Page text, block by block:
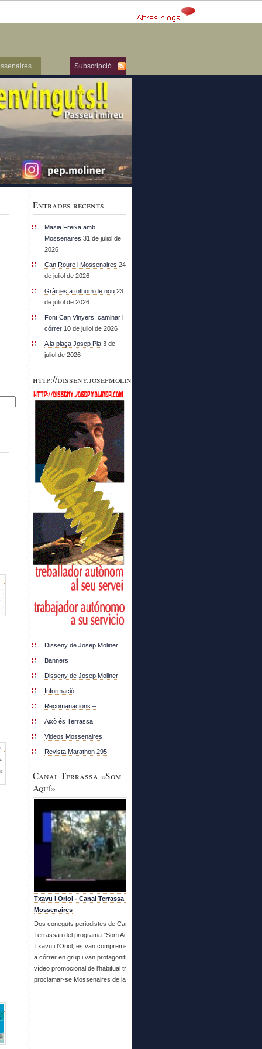
Subscripció
Entrades recents
Masia Freixa amb
Mossenaires 31 de juliol de
2026
Can Roure i Mossenaires 24
de juliol de 2026
Gràcies a tothom de nou 23
de juliol de 2026
Font Can Vinyers, caminar i
córrer 10 de juliol de 2026
A la plaça Josep Pla 3 de
juliol de 2026
http://disseny.josepmoliner.com
Disseny de Josep Moliner
Banners
Disseny de Josep Moliner
Informació
Recomanacions –
Això és Terrassa
Videos Mossenaires
Revista Marathon 295
Canal Terrassa «Som
Aquí»
Txavu i Oriol - Canal Terrassa - Es fan
Mossenaires
Dos coneguts periodistes de Canal
Terrassa i del programa "Som Aquí", en
Txavu i l'Oriol, es van compremetre a venir
a córrer en grup i van protagonitzar aquest
vídeo promocional de l'habitual trobada i
proclamar-se Mossenaires de la setmana.